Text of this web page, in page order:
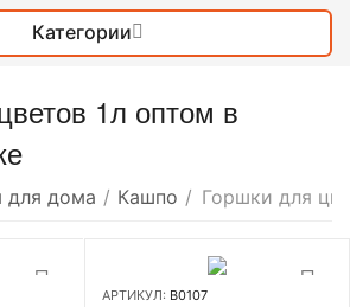
Категории
1л оптом в
для дома / Кашпо / Горшки для
АРТИКУЛ: В0107